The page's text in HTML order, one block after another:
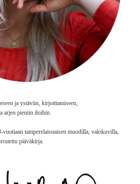
ja ystäviin, kirjoittamiseen,
arjen pieniin iloihin.
tamperelaisnaisen muodilla, valokuvilla,
päiväkirja.